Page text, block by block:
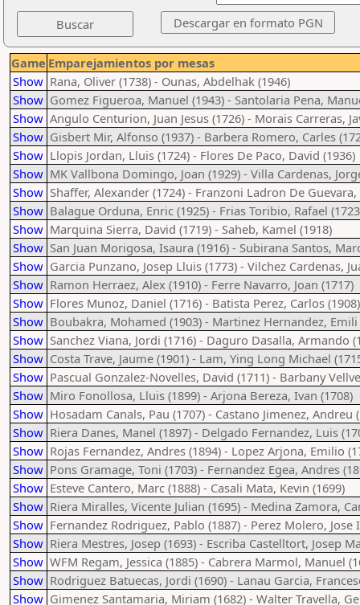
Game Emparejamientos por mesas
Show Rana, Oliver (1738) - Ounas, Abdelhak (1946)
Show Gomez Figueroa, Manuel (1943) - Santolaria Pena,
Show Angulo Centurion, Juan Jesus (1726) - Morais Carreras,
Show Gisbert Mir, Alfonso (1937) - Barbera Romero, Carles
Show Llopis Jordan, Lluis (1724) - Flores De Paco, David (1936)
Show MK Vallbona Domingo, Joan (1929) - Villa Cardenas,
Show Shaffer, Alexander (1724) - Franzoni Ladron De Guevara,
Show Balague Orduna, Enric (1925) - Frias Toribio, Rafael
Show Marquina Sierra, David (1719) - Saheb, Kamel (1918)
Show San Juan Morigosa, Isaura (1916) - Subirana Santos,
Show Garcia Punzano, Josep Lluis (1773) - Vilchez Cardenas,
Show Ramon Herraez, Alex (1910) - Ferre Navarro, Joan (1717)
Show Flores Munoz, Daniel (1716) - Batista Perez, Carlos (1908)
Show Boubakra, Mohamed (1903) - Martinez Hernandez, Emili
Show Sanchez Viana, Jordi (1716) - Daguro Dasalla, Armando
Show Costa Trave, Jaume (1901) - Lam, Ying Long Michael
Show Pascual Gonzalez-Novelles, David (1711) - Barbany
Show Miro Fonollosa, Lluis (1899) - Arjona Bereza, Ivan (1708)
Show Hosadam Canals, Pau (1707) - Castano Jimenez, Andreu
Show Riera Danes, Manel (1897) - Delgado Fernandez, Luis
Show Rojas Fernandez, Andres (1894) - Lopez Arjona, Emilio
Show Pons Gramage, Toni (1703) - Fernandez Egea, Andres
Show Esteve Cantero, Marc (1888) - Casali Mata, Kevin (1699)
Show Riera Miralles, Vicente Julian (1695) - Medina Zamora,
Show Fernandez Rodriguez, Pablo (1887) - Perez Molero, Jose
Show Riera Mestres, Josep (1693) - Escriba Castelltort, Josep
Show WFM Regam, Jessica (1885) - Cabrera Marmol, Manuel
Show Rodriguez Batuecas, Jordi (1690) - Lanau Garcia,
Show Gimenez Santamaria, Miriam (1682) - Walter Travella,